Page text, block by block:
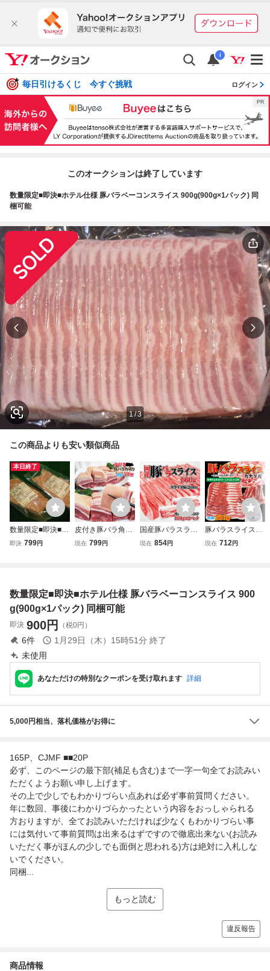
i
毎日引けるくじ 今すぐ挑戦 ログイン
このオークションは終了しています
数量限定■即決■ホテル仕様 豚バラベーコンスライス 900g(900g×1パック) 同
梱可能
1/3
この商品よりも安い類似商品
本日終了
数量限定■即決■訳
アリ1g0.9円未満
即決 799円
皮付き豚バラ角切
りタイプ500ｇ冷
い】【ばら肉】
【ベーコン】
現在 799円
国産豚バラスライ
ス冷凍 660ｇ（3
内産】【焼肉】
現在 854円
豚バラスライスカ
ナダ産500ｇ冷凍
現在 712円
数量限定■即決■ホテル仕様 豚バラベーコンスライス 900
g(900g×1パック) 同梱可能
即決 900円 （税0円）
6件 1月29日（木）15時51分 終了
未使用
あなただけの特別なクーポンを受け取れます 詳細
5,000円相当、落札価格がお得に
165P、CJMF ■■20P
必ず、このページの最下部(補足も含む)まで一字一句全てお読みい
ただくようお願い申し上げます。
その上で少しでもわかりづらい点あれば必ず事前質問ください。
年に数回、事後にわかりづらかったという内容をおっしゃられる
方おりますが、全てお読みいただければ少なくもわかりづらい事
には気付いて事前質問は出来るはずですので徹底出来ない(お読み
いただく事がほんの少しでも面倒と思われる)方は絶対に入札しな
いでください。
同梱...
もっと読む
違反報告
商品情報